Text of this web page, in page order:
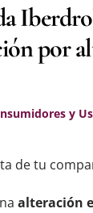
por
y
de tu
alteración